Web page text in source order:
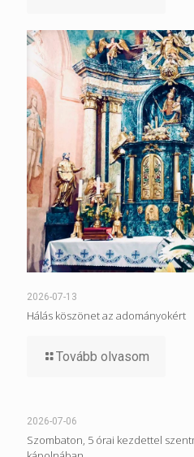
2026-07-13
Hálás köszönet az adományokért
Tovább olvasom
2026-07-06
Szombaton, 5 órai kezdettel